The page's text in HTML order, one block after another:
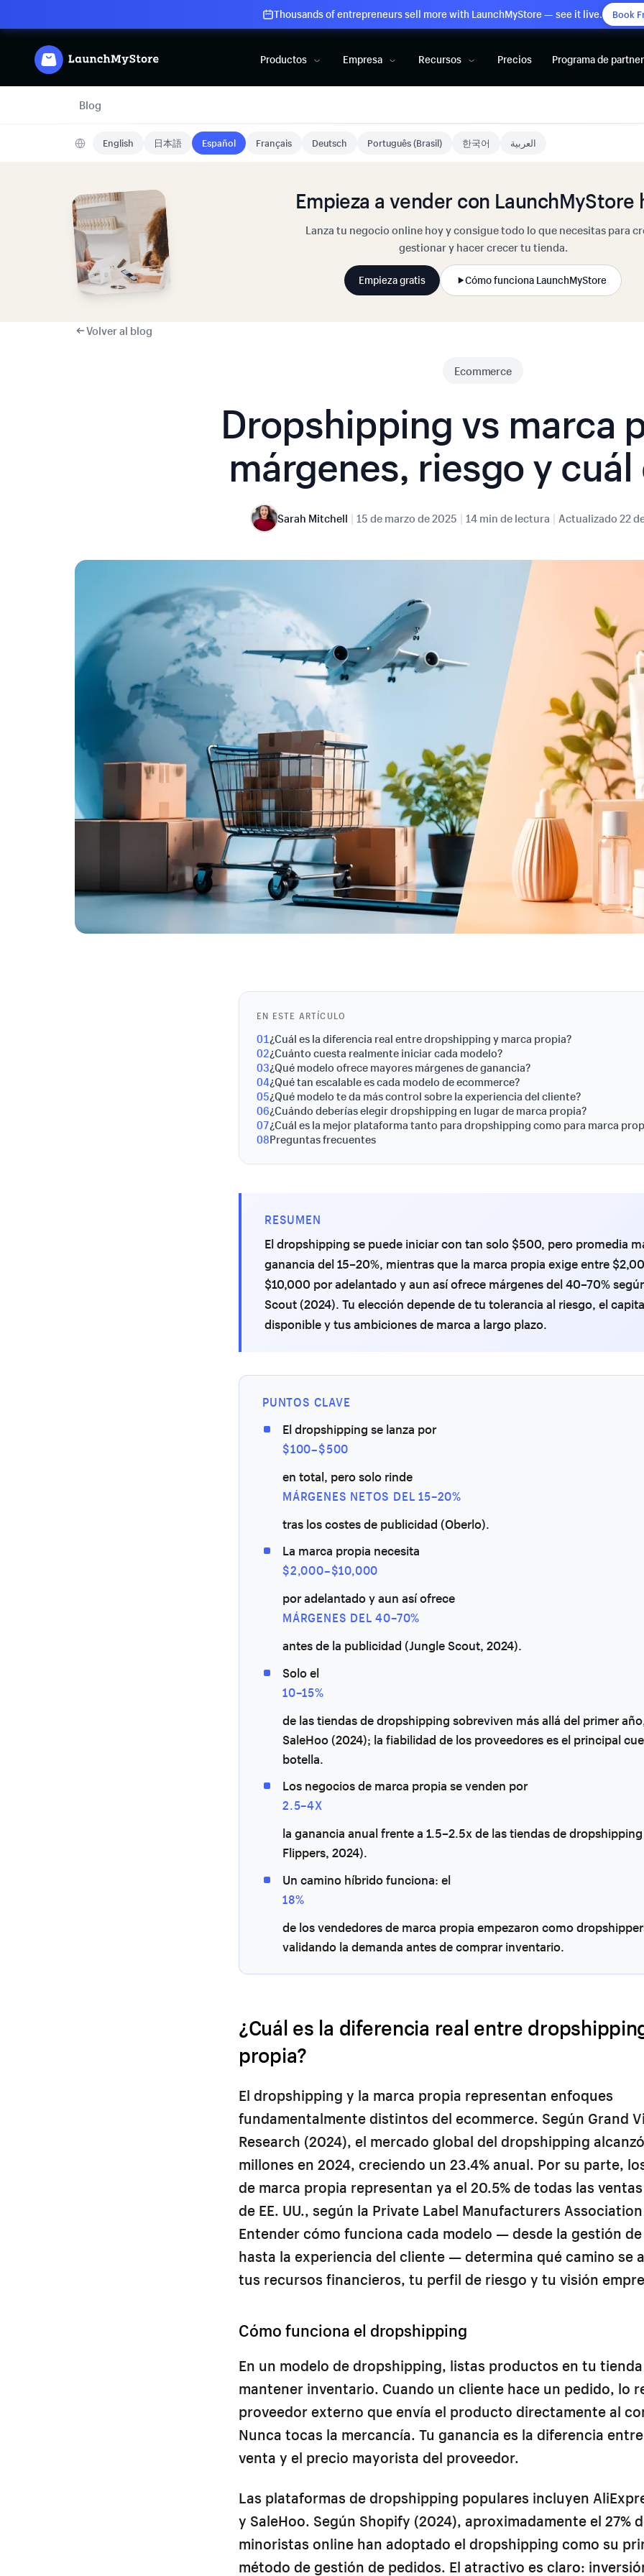
Thousands of entrepreneurs sell more with LaunchMyStore — see it live. Book
Productos Empresa Recursos Precios Programa de
Blog
English 日本語 Español Français Deutsch Português (Brasil) 한국어 العربية
Empieza a vender con LaunchMyStore
Lanza tu negocio online hoy y consigue todo lo que necesitas para
gestionar y hacer crecer tu tienda.
Empieza gratis Cómo funciona LaunchMyStore
Volver al blog
Ecommerce
Dropshipping vs marca
márgenes, riesgo y
Sarah Mitchell | 15 de marzo de 2025 | 14 min de lectura | Actualizado 22
EN ESTE ARTÍCULO
01¿Cuál es la diferencia real entre dropshipping y marca propia?
02¿Cuánto cuesta realmente iniciar cada modelo?
03¿Qué modelo ofrece mayores márgenes de ganancia?
04¿Qué tan escalable es cada modelo de ecommerce?
05¿Qué modelo te da más control sobre la experiencia del cliente?
06¿Cuándo deberías elegir dropshipping en lugar de marca propia?
07¿Cuál es la mejor plataforma tanto para dropshipping como para marca
08Preguntas frecuentes
RESUMEN
El dropshipping se puede iniciar con tan solo $500, pero promedia
ganancia del 15–20%, mientras que la marca propia exige entre
$10,000 por adelantado y aun así ofrece márgenes del 40–70%
Scout (2024). Tu elección depende de tu tolerancia al riesgo, el
disponible y tus ambiciones de marca a largo plazo.
PUNTOS CLAVE
El dropshipping se lanza por
$100–$500
en total, pero solo rinde
MÁRGENES NETOS DEL 15–20%
tras los costes de publicidad (Oberlo).
La marca propia necesita
$2,000–$10,000
por adelantado y aun así ofrece
MÁRGENES DEL 40–70%
antes de la publicidad (Jungle Scout, 2024).
Solo el
10–15%
de las tiendas de dropshipping sobreviven más allá del primer
SaleHoo (2024); la fiabilidad de los proveedores es el principal
botella.
Los negocios de marca propia se venden por
2.5–4X
la ganancia anual frente a 1.5–2.5x de las tiendas de
Flippers, 2024).
Un camino híbrido funciona: el
18%
de los vendedores de marca propia empezaron como
validando la demanda antes de comprar inventario.
¿Cuál es la diferencia real entre
propia?
El dropshipping y la marca propia representan enfoques
fundamentalmente distintos del ecommerce. Según Grand
Research (2024), el mercado global del dropshipping
millones en 2024, creciendo un 23.4% anual. Por su parte,
de marca propia representan ya el 20.5% de todas las
de EE. UU., según la Private Label Manufacturers
Entender cómo funciona cada modelo — desde la gestión
hasta la experiencia del cliente — determina qué camino se
tus recursos financieros, tu perfil de riesgo y tu visión
Cómo funciona el dropshipping
En un modelo de dropshipping, listas productos en tu
mantener inventario. Cuando un cliente hace un pedido, lo
proveedor externo que envía el producto directamente al
Nunca tocas la mercancía. Tu ganancia es la diferencia
venta y el precio mayorista del proveedor.
Las plataformas de dropshipping populares incluyen
y SaleHoo. Según Shopify (2024), aproximadamente el 27%
minoristas online han adoptado el dropshipping como su
método de gestión de pedidos. El atractivo es claro: